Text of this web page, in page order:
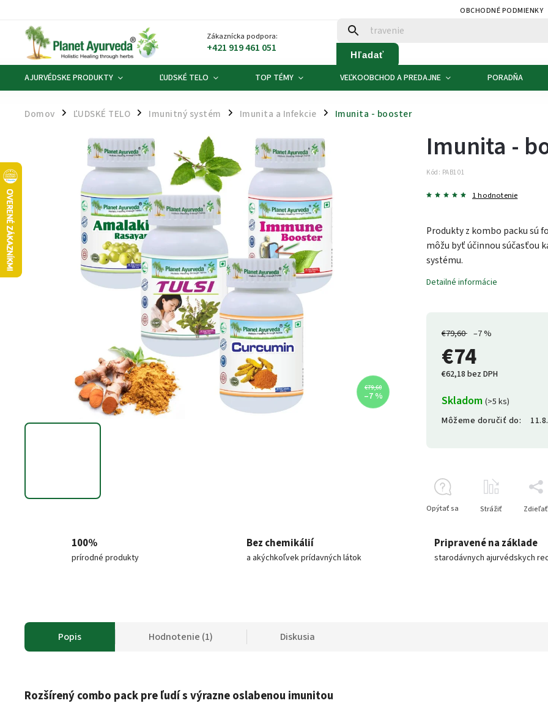
OBCHODNÉ PODMIENKY
Zákaznícka podpora:
+421 919 461 051 Hľadať
AJURVÉDSKE PRODUKTY ĽUDSKÉ TELO TOP TÉMY VEĽKOOBCHOD A PREDAJNE PORADŇA
Domov / ĽUDSKÉ TELO / Imunitný systém / Imunita a Infekcie / Imunita - booster
€79,60
–7 %
€79,60 –7 %
€74
€62,18 bez DPH
Skladom (>5 ks)
Môžeme doručiť do:
Imunita -
Kód: PAB101
1 hodnotenie
Produkty z kombo packu sú
môžu byť účinnou súčasťou
systému.
Detailné informácie
Opýtať sa Strážiť Zdieľať
100%
prírodné produkty
Bez chemikálií
a akýchkoľvek prídavných látok
Pripravené na základe
starodávnych ajurvédskych
Popis Hodnotenie (1) Diskusia
Rozšírený combo pack pre ľudí s výrazne oslabenou imunitou